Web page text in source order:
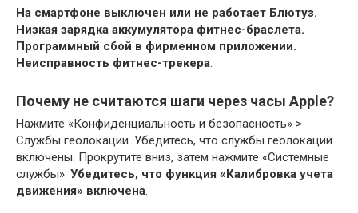
На смартфоне выключен или не работает Блютуз.
Низкая зарядка аккумулятора фитнес-браслета.
Программный сбой в фирменном приложении.
Неисправность фитнес-трекера.
Почему не считаются шаги через часы Apple?
Нажмите «Конфиденциальность и безопасность» >
Службы геолокации. Убедитесь, что службы геолокации
включены. Прокрутите вниз, затем нажмите «Системные
службы». Убедитесь, что функция «Калибровка учета
движения» включена.